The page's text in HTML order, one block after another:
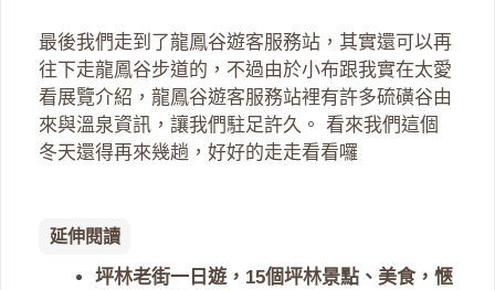
最後我們走到了龍鳳谷遊客服務站，其實還可以再
往下走龍鳳谷步道的，不過由於小布跟我實在太愛
看展覽介紹，龍鳳谷遊客服務站裡有許多硫磺谷由
來與溫泉資訊，讓我們駐足許久。 看來我們這個
冬天還得再來幾趟，好好的走走看看囉
延伸閱讀
坪林老街一日遊，15個坪林景點、美食，愜